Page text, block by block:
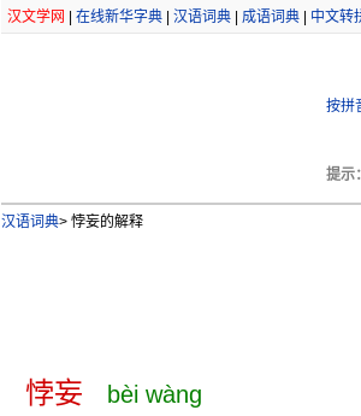
汉文学网 在线新华字典| 汉语词典| 成语词典| 中文转
按拼
提示：
汉语词典>悖妄的解释
悖妄 bèi wàng